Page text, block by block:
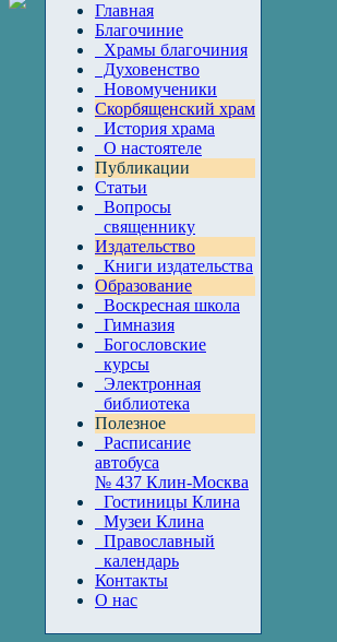
Главная
Благочиние
Храмы благочиния
Духовенство
Новомученики
Скорбященский храм
История храма
О настоятеле
Публикации
Статьи
Вопросы
священнику
Издательство
Книги издательства
Образование
Воскресная школа
Гимназия
Богословские
курсы
Электронная
библиотека
Полезное
Расписание
автобуса
№ 437 Клин-Москва
Гостиницы Клина
Музеи Клина
Православный
календарь
Контакты
О нас